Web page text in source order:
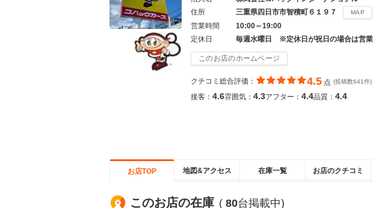
住所
三重県四日市市智積町６１９７ MAP
営業時間
10:00～19:00
定休日
毎週水曜日 ※定休日が祝日の場合は営
このお店のホームページ
クチコミ総合評価： 4.5 点 (投稿数641件)
接客： 4.6雰囲気： 4.3アフター： 4.4品質： 4.4
お店TOP 地図&アクセス 在庫一覧 お店のクチコミ
このお店の在庫 ( 80台掲載中)